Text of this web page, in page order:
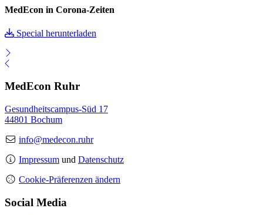
MedEcon in Corona-Zeiten
Special herunterladen
MedEcon Ruhr
Gesundheitscampus-Süd 17
44801 Bochum
info@medecon.ruhr
Impressum und Datenschutz
Cookie-Präferenzen ändern
Social Media